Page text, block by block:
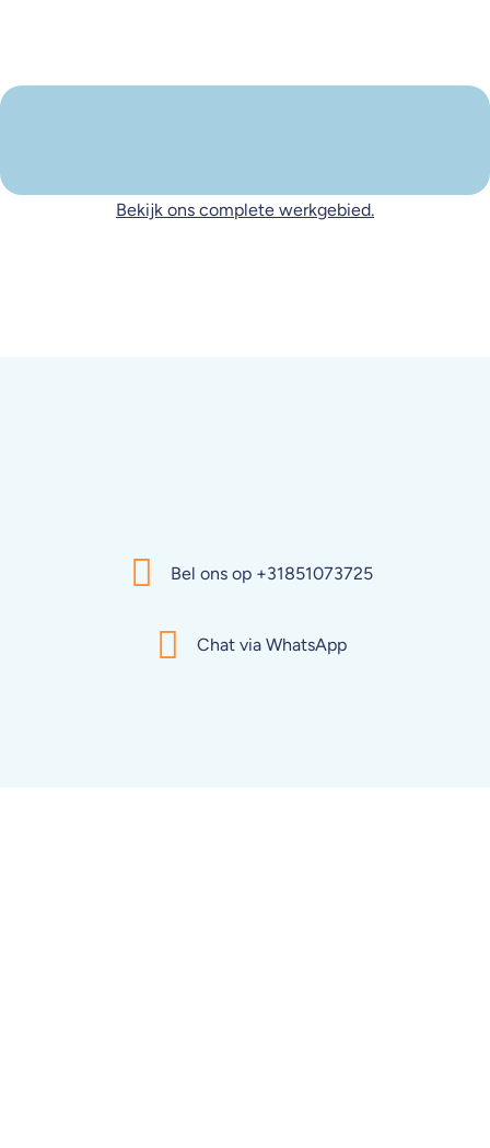
Bekijk ons complete werkgebied.
Bel ons op +31851073725
Chat via WhatsApp